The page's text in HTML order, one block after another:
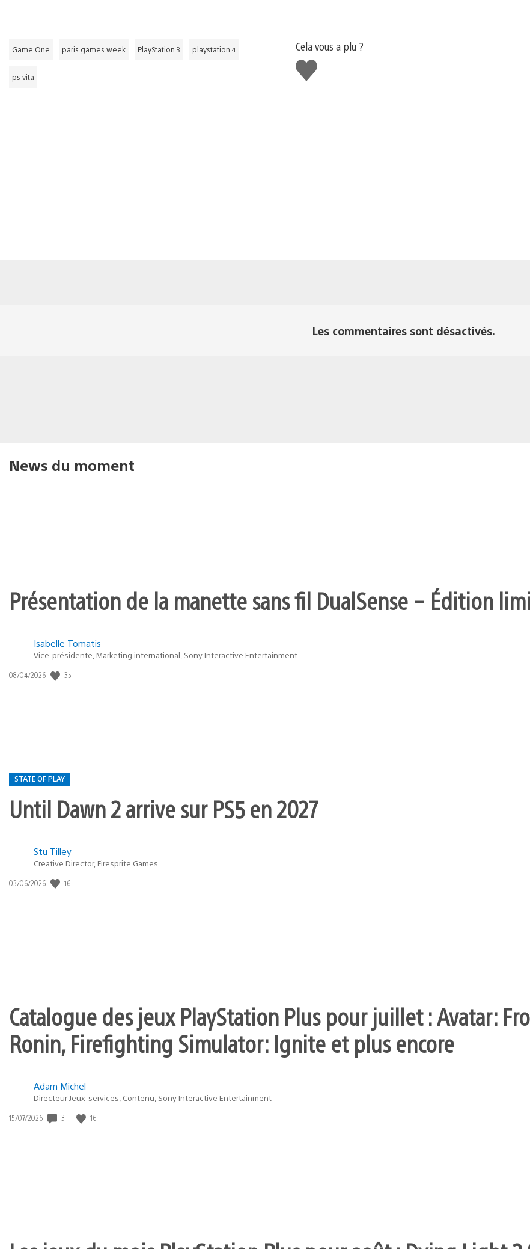
Game One paris games week PlayStation 3 playstation 4
ps vita
Cela vous a plu ?
J'aime
Les commentaires sont désactivés.
News du moment
Présentation de la manette sans fil DualSense – Édition
Isabelle Tomatis
Vice-présidente, Marketing international, Sony Interactive Entertainment
Date
08/04/2026 35
STATE OF PLAY
Until Dawn 2 arrive sur PS5 en 2027
Postée
:
Stu Tilley
Creative Director, Firesprite Games
Date
03/06/2026 16
Catalogue des jeux PlayStation Plus pour juillet : Avatar:
Ronin, Firefighting Simulator: Ignite et plus encore
Adam Michel
Directeur Jeux-services, Contenu, Sony Interactive Entertainment
Date
15/07/2026 3 16